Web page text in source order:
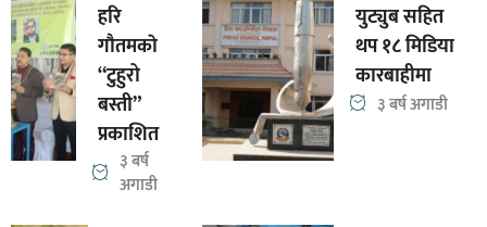
हरि
गाैतमकाे
“टुहुरो
बस्ती”
प्रकाशित
३ बर्ष
अगाडी
युट्युब सहित
थप १८ मिडिया
कारबाहीमा
३ बर्ष अगाडी